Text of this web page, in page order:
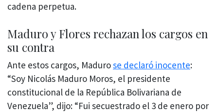
cadena perpetua.
Maduro y Flores rechazan los cargos en
su contra
Ante estos cargos, Madurose declaró inocente:
“Soy Nicolás Maduro Moros, el presidente
constitucional de la República Bolivariana de
Venezuela”, dijo: “Fui secuestrado el 3 de enero por